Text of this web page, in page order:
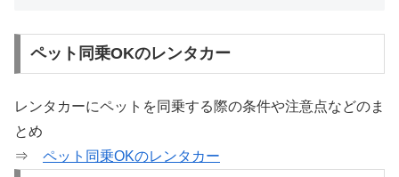
ペット同乗OKのレンタカー
レンタカーにペットを同乗する際の条件や注意点などのま
とめ
⇒ ペット同乗OKのレンタカー